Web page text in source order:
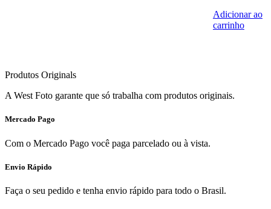
Adicionar ao
carrinho
Produtos Originals
A West Foto garante que só trabalha com produtos originais.
Mercado Pago
Com o Mercado Pago você paga parcelado ou à vista.
Envio Rápido
Faça o seu pedido e tenha envio rápido para todo o Brasil.